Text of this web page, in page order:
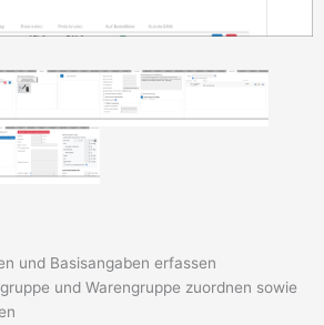
und Basisangaben erfassen
und Warengruppe zuordnen sowie